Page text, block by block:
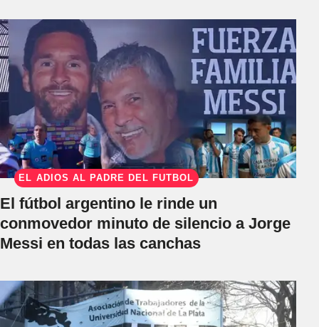
EL ADIÓS AL PADRE DEL FÚTBOL
El fútbol argentino le rinde un
conmovedor minuto de silencio a Jorge
Messi en todas las canchas